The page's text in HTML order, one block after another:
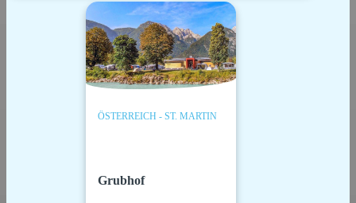
ÖSTERREICH - ST. MARTIN
Grubhof